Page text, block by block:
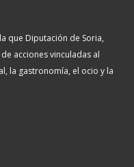
que Diputación de Soria,
acciones vinculadas al
la gastronomía, el ocio y la